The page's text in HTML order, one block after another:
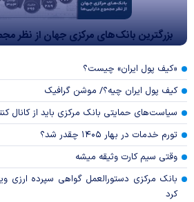
بزرگترین بانک‌های مرکزی جهان از نظر
«کیف پول ایران» چیست؟
کیف پول ایران چیه؟/ موشن گرافیک
سیاست‌های حمایتی بانک مرکزی باید از کانال
تورم خدمات در بهار ۱۴۰۵ چقدر شد؟
وقتی سیم کارت وثیقه میشه
بانک مرکزی دستورالعمل گواهی سپرده ارزی
کرد